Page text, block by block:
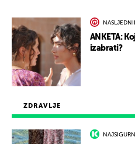
ZDRAVLJE
ANKETA:
izabrati?